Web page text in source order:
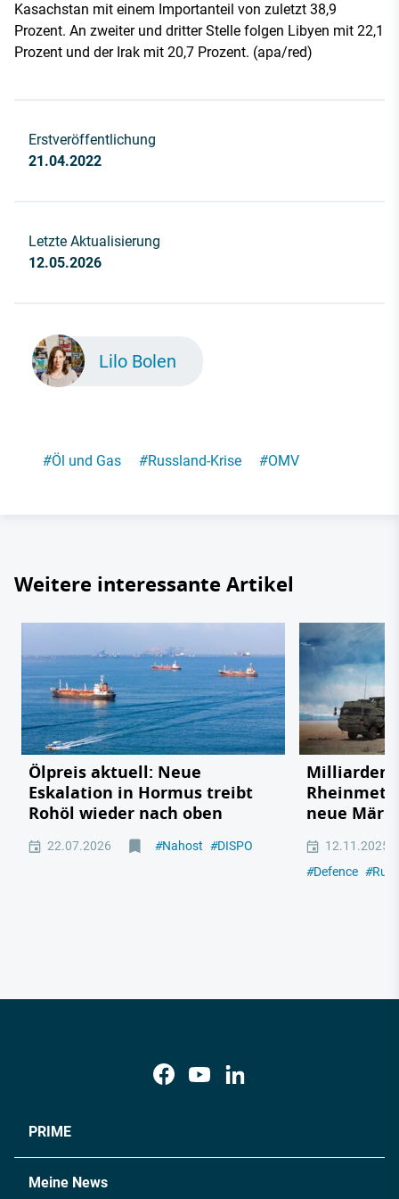
Kasachstan mit einem Importanteil von zuletzt 38,9
Prozent. An zweiter und dritter Stelle folgen Libyen mit 22,1
Prozent und der Irak mit 20,7 Prozent. (apa/red)
Erstveröffentlichung
21.04.2022
Letzte Aktualisierung
12.05.2026
Lilo Bolen
#Öl und Gas #Russland-Krise #OMV
Weitere interessante Artikel
Ölpreis aktuell: Neue
Eskalation in Hormus treibt
Rohöl wieder nach oben
22.07.2026 #Nahost #DISPO
neue
12.11.2025
#Defence #
PRIME
Meine News